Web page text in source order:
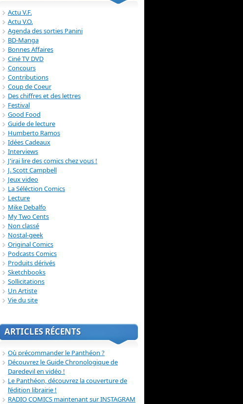
Actu V.F.
Actu V.O.
Agenda des sorties Panini
BD-Manga
Bonnes Affaires
Ciné TV DVD
Concours
Contributions
Coup de Coeur
Des chiffres et des lettres
Festival
Good Food
Guide de lecture
Humberto Ramos
Idées Cadeaux
Interviews
J'irai lire des comics chez vous !
J. Scott Campbell
Jeux video
La Séléction Comics
Lecture
Mike Debalfo
My Two Cents
Non classé
Nostal-geek
Original Comics
Podcasts Comics
Produits dérivés
Sketchbooks
Sollicitations
Un Artiste
Vie du site
ARTICLES RÉCENTS
Où précommander le Panthéon ?
Découvrez le Guide Chronologique de
Daredevil en vidéo !
Le Panthéon, découvrez la couverture de
l’édition librairie !
RADIO COMICS maintenant sur INSTAGRAM